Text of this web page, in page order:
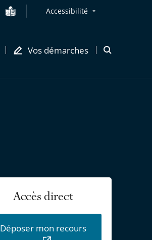
Accessibilité
Vos démarches
Ouvrir
Accès direct
Déposer mon recours